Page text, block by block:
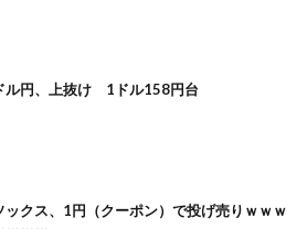
ル円、上抜け 1ドル158円台
ックス、1円（クーポン）で投げ売りｗｗｗ